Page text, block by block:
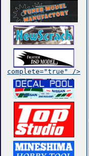
complete="true" />